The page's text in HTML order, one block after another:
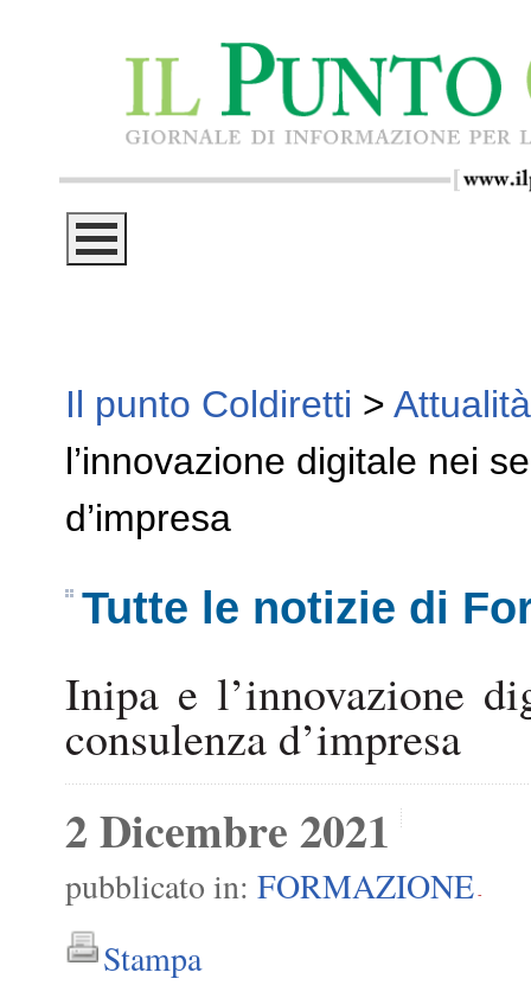
Il punto Coldiretti > Attualità
l’innovazione digitale nei
d’impresa
Tutte le notizie di
Inipa e l’innovazione
consulenza d’impresa
2 Dicembre 2021
pubblicato in: FORMAZIONE -
Stampa